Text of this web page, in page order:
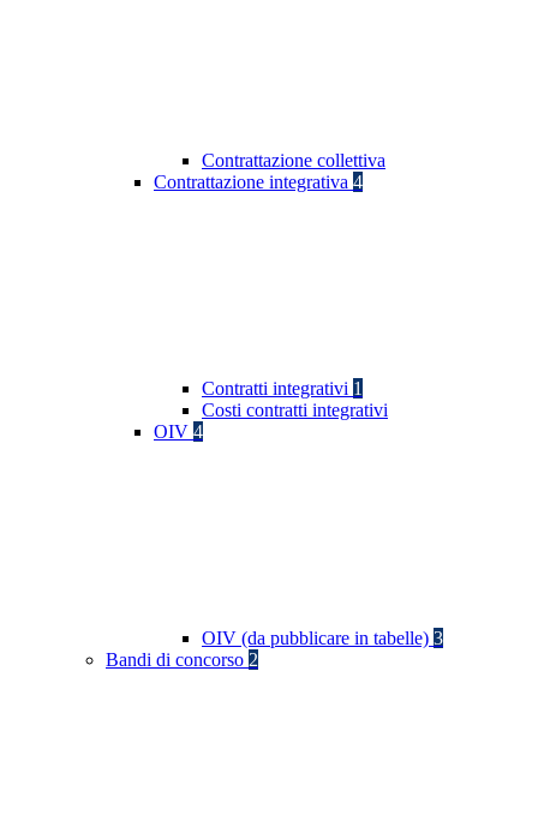
Contrattazione collettiva
Contrattazione integrativa 4
Contratti integrativi 1
Costi contratti integrativi
OIV 4
OIV (da pubblicare in tabelle) 3
Bandi di concorso 2